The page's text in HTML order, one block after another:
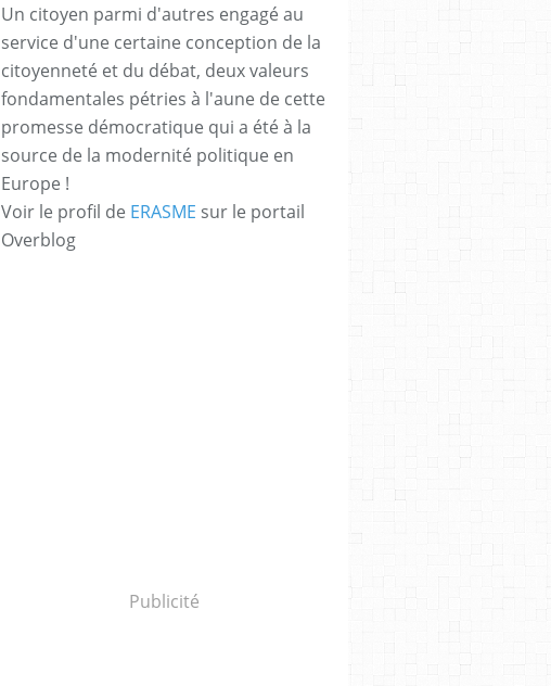
Un citoyen parmi d'autres engagé au
service d'une certaine conception de la
citoyenneté et du débat, deux valeurs
fondamentales pétries à l'aune de cette
promesse démocratique qui a été à la
source de la modernité politique en
Europe !
Voir le profil de ERASME sur le portail
Overblog
Publicité